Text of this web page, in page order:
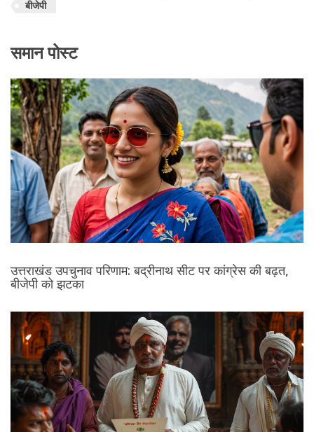
बीजेपी
समान पोस्ट
उत्तराखंड उपचुनाव परिणाम: बद्रीनाथ सीट पर कांग्रेस की बढ़त,
बीजेपी को झटका